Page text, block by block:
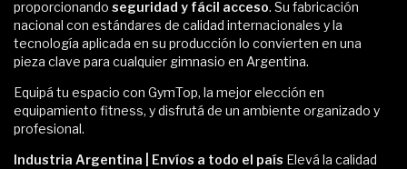
proporcionando seguridad y fácil acceso. Su fabricación
nacional con estándares de calidad internacionales y la
tecnología aplicada en su producción lo convierten en una
pieza clave para cualquier gimnasio en Argentina.
Equipá tu espacio con GymTop, la mejor elección en
equipamiento fitness, y disfrutá de un ambiente organizado y
profesional.
Industria Argentina | Envíos a todo el país Elevá la calidad